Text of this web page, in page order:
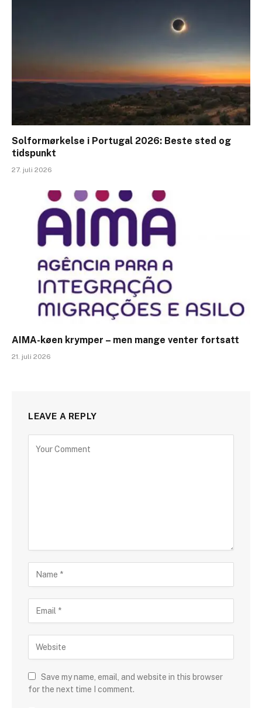
Solformørkelse i Portugal 2026: Beste sted og
tidspunkt
27. juli 2026
AIMA-køen krymper – men mange venter fortsatt
21. juli 2026
LEAVE A REPLY
Save my name, email, and website in this browser
for the next time I comment.